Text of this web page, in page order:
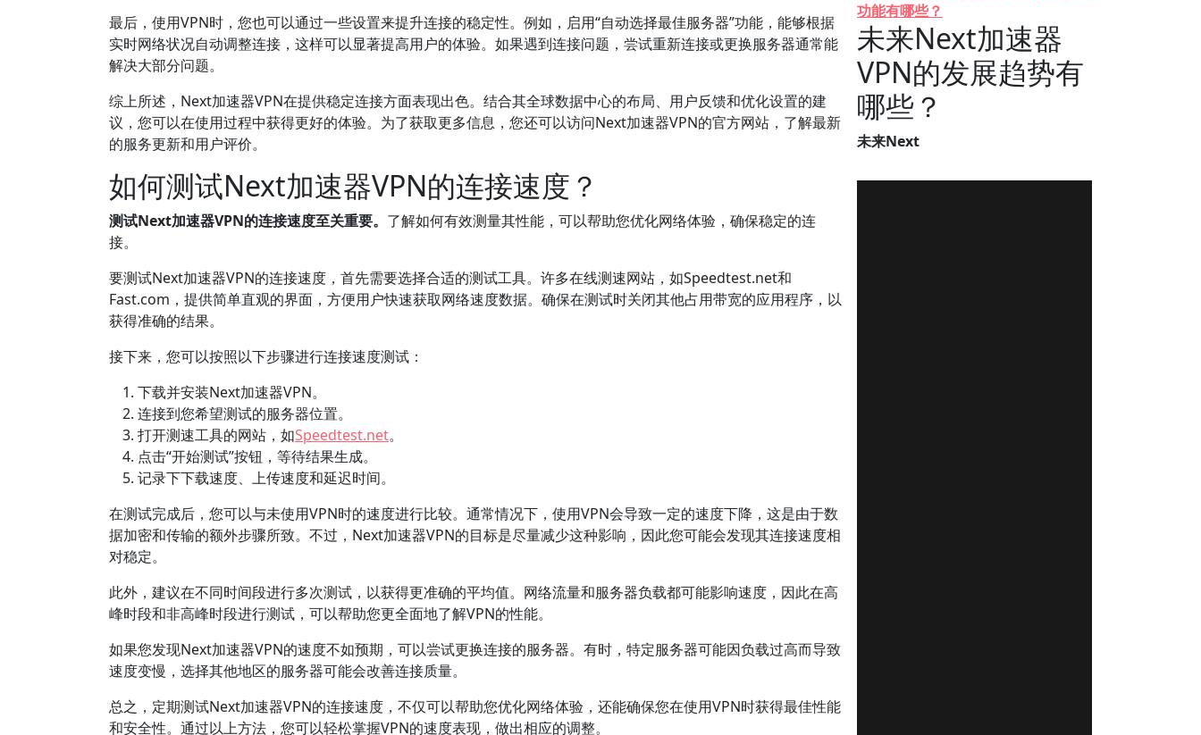
最后，使用VPN时，您也可以通过一些设置来提升连接的稳定性。例如，启用“自动选择最佳服务器”功能，能够根据
实时网络状况自动调整连接，这样可以显著提高用户的体验。如果遇到连接问题，尝试重新连接或更换服务器通常能
解决大部分问题。
综上所述，Next加速器VPN在提供稳定连接方面表现出色。结合其全球数据中心的布局、用户反馈和优化设置的建
议，您可以在使用过程中获得更好的体验。为了获取更多信息，您还可以访问Next加速器VPN的官方网站，了解最新
的服务更新和用户评价。
如何测试Next加速器VPN的连接速度？
测试Next加速器VPN的连接速度至关重要。 了解如何有效测量其性能，可以帮助您优化网络体验，确保稳定的连
接。
要测试Next加速器VPN的连接速度，首先需要选择合适的测试工具。许多在线测速网站，如Speedtest.net和
Fast.com，提供简单直观的界面，方便用户快速获取网络速度数据。确保在测试时关闭其他占用带宽的应用程序，以
获得准确的结果。
接下来，您可以按照以下步骤进行连接速度测试：
下载并安装Next加速器VPN。
连接到您希望测试的服务器位置。
打开测速工具的网站，如Speedtest.net。
点击“开始测试”按钮，等待结果生成。
记录下下载速度、上传速度和延迟时间。
在测试完成后，您可以与未使用VPN时的速度进行比较。通常情况下，使用VPN会导致一定的速度下降，这是由于数
据加密和传输的额外步骤所致。不过，Next加速器VPN的目标是尽量减少这种影响，因此您可能会发现其连接速度相
对稳定。
此外，建议在不同时间段进行多次测试，以获得更准确的平均值。网络流量和服务器负载都可能影响速度，因此在高
峰时段和非高峰时段进行测试，可以帮助您更全面地了解VPN的性能。
如果您发现Next加速器VPN的速度不如预期，可以尝试更换连接的服务器。有时，特定服务器可能因负载过高而导致
速度变慢，选择其他地区的服务器可能会改善连接质量。
总之，定期测试Next加速器VPN的连接速度，不仅可以帮助您优化网络体验，还能确保您在使用VPN时获得最佳性能
和安全性。通过以上方法，您可以轻松掌握VPN的速度表现，做出相应的调整。
功能有哪些？
未来Next加速器
VPN的发展趋势有
哪些？
未来Next